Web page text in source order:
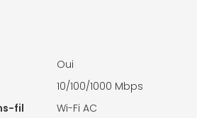
Oui
10/100/1000 Mbps
fil
Wi-Fi AC